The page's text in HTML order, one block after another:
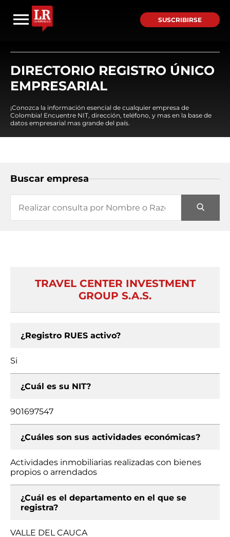
SUSCRIBIRSE
DIRECTORIO REGISTRO ÚNICO
EMPRESARIAL
¡Conozca la información esencial de cualquier empresa de
Colombia! Encuentre NIT, dirección, teléfono, y mas en la base de
datos empresarial mas grande del país.
Buscar empresa
TRAVEL CENTER INVESTMENT
GROUP S.A.S.
¿Registro RUES activo?
Si
¿Cuál es su NIT?
901697547
¿Cuáles son sus actividades económicas?
Actividades inmobiliarias realizadas con bienes
propios o arrendados
¿Cuál es el departamento en el que se
registra?
VALLE DEL CAUCA